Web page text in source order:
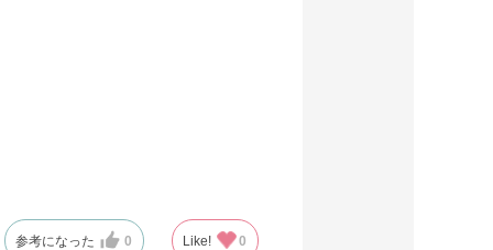
参考になった 0 Like! 0